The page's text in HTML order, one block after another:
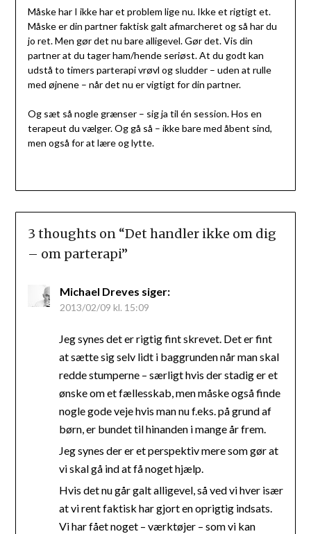
Måske har I ikke har et problem lige nu. Ikke et rigtigt et.
Måske er din partner faktisk galt afmarcheret og så har du
jo ret. Men gør det nu bare alligevel. Gør det. Vis din
partner at du tager ham/hende seriøst. At du godt kan
udstå to timers parterapi vrøvl og sludder – uden at rulle
med øjnene – når det nu er vigtigt for din partner.
Og sæt så nogle grænser – sig ja til én session. Hos en
terapeut du vælger. Og gå så – ikke bare med åbent sind,
men også for at lære og lytte.
3 thoughts on “Det handler ikke om dig
– om parterapi”
Michael Dreves siger:
2013/02/09 kl. 15:09
Jeg synes det er rigtig fint skrevet. Det er fint
at sætte sig selv lidt i baggrunden når man skal
redde stumperne – særligt hvis der stadig er et
ønske om et fællesskab, men måske også finde
nogle gode veje hvis man nu f.eks. på grund af
børn, er bundet til hinanden i mange år frem.
Jeg synes der er et perspektiv mere som gør at
vi skal gå ind at få noget hjælp.
Hvis det nu går galt alligevel, så ved vi hver især
at vi rent faktisk har gjort en oprigtig indsats.
Vi har fået noget – værktøjer – som vi kan